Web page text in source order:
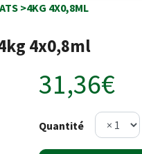
>4KG 4X0,8ML
4x0,8ml
31,36€
Quantité